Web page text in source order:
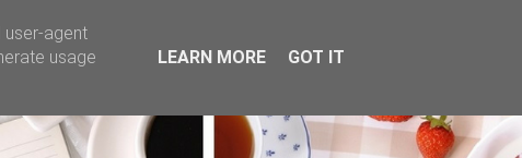
agent
usage
LEARN MORE GOT IT